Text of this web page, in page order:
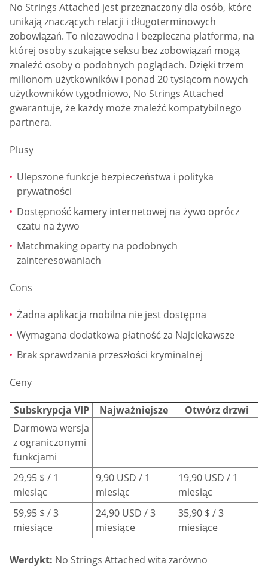
No Strings Attached jest przeznaczony dla osób, które
unikają znaczących relacji i długoterminowych
zobowiązań. To niezawodna i bezpieczna platforma, na
której osoby szukające seksu bez zobowiązań mogą
znaleźć osoby o podobnych poglądach. Dzięki trzem
milionom użytkowników i ponad 20 tysiącom nowych
użytkowników tygodniowo, No Strings Attached
gwarantuje, że każdy może znaleźć kompatybilnego
partnera.
Plusy
Ulepszone funkcje bezpieczeństwa i polityka
prywatności
Dostępność kamery internetowej na żywo oprócz
czatu na żywo
Matchmaking oparty na podobnych
zainteresowaniach
Cons
Żadna aplikacja mobilna nie jest dostępna
Wymagana dodatkowa płatność za Najciekawsze
Brak sprawdzania przeszłości kryminalnej
Ceny
Subskrypcja VIP Najważniejsze
Otwórz drzwi
Darmowa wersja
z ograniczonymi
funkcjami
29,95 $ / 1
miesiąc
9,90 USD / 1
miesiąc
19,90 USD / 1
miesiąc
59,95 $ / 3
miesiące
24,90 USD / 3
miesiące
35,90 $ / 3
miesiące
Werdykt: No Strings Attached wita zarówno